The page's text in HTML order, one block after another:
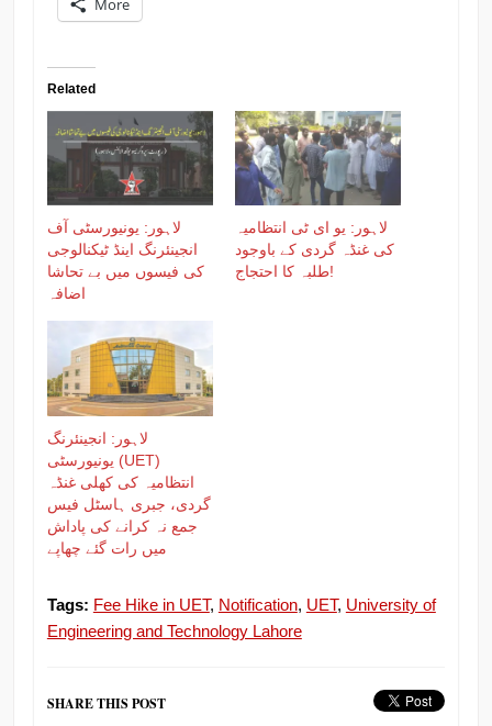
More
Related
لاہور: یونیورسٹی آف
انجینئرنگ اینڈ ٹیکنالوجی
کی فیسوں میں بے تحاشا
اضافہ
لاہور: یو ای ٹی انتظامیہ
کی غنڈہ گردی کے باوجود
طلبہ کا احتجاج!
لاہور: انجینئرنگ
یونیورسٹی (UET)
انتظامیہ کی کھلی غنڈہ
گردی، جبری ہاسٹل فیس
جمع نہ کرانے کی پاداش
میں رات گئے چھاپے
Tags: Fee Hike in UET, Notification, UET, University of
Engineering and Technology Lahore
SHARE THIS POST